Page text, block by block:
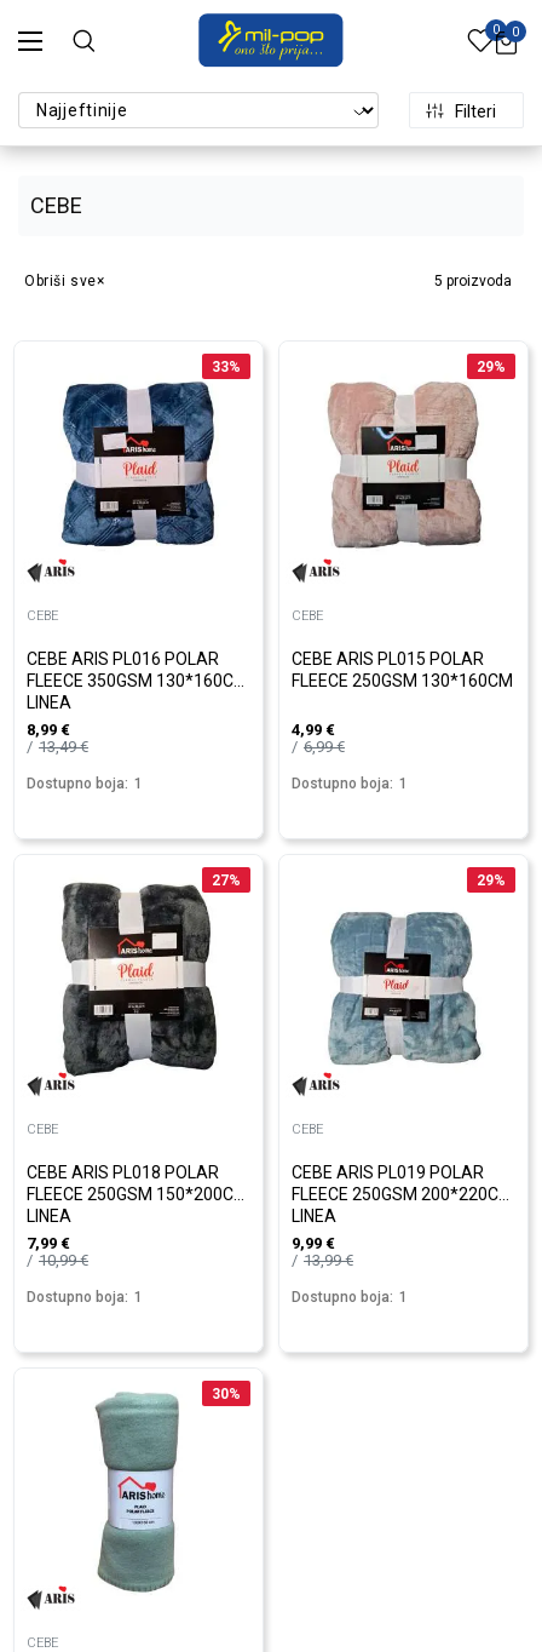
0 0
CEBE
Filteri
5 proizvoda
Obriši sve
33%
CEBE
CEBE ARIS PL016 POLAR
FLEECE 350GSM 130*160CM
LINEA
8,99 €
13,49€
Dostupno boja: 1
29%
CEBE
CEBE ARIS PL015 POLAR
FLEECE 250GSM 130*160CM
4,99 €
6,99€
Dostupno boja: 1
27%
CEBE
CEBE ARIS PL018 POLAR
FLEECE 250GSM 150*200CM
LINEA
7,99 €
10,99€
Dostupno boja: 1
29%
CEBE
CEBE ARIS PL019 POLAR
FLEECE 250GSM 200*220CM
LINEA
9,99 €
13,99€
Dostupno boja: 1
30%
CEBE